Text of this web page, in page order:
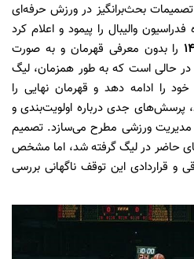
بحث‌برانگیز در ورزش حرفه‌ای
فدراسیون والیبال را پیمود و اعلام کرد
را بدون معرفی قهرمان و به صورت
در حالی است که به طور همزمان، لیگ
را ادامه دهد و قهرمان نهایی را
جدی درباره اولویت‌بندی و
مدیریت ورزشی مطرح می‌سازد. تصمیم
حاضر در لیگ گرفته شد، اما مشخص
قراردادی این توقف ناگهانی بررسی